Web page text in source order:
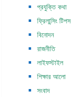
প্রযুক্তি কথা
ফ্রিলান্সিং টিপস
বিনোদন
রাজনীতি
লাইফস্টাইল
শিক্ষার আলো
সংবাদ